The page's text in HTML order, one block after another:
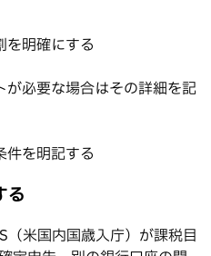
を明確にする
必要な場合はその詳細を記
件を明記する
る
米国内国歳入庁）が課税目